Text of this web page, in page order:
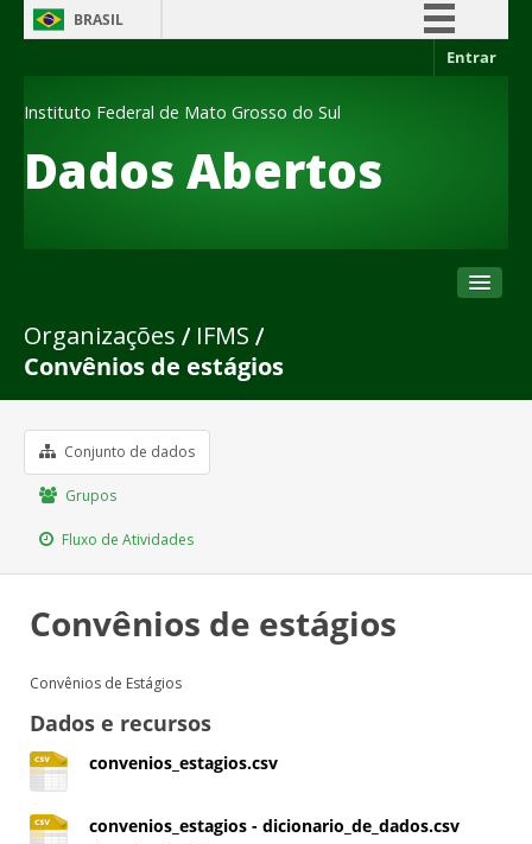
BRASIL
Acesso à informação
Canais
Entrar
Dados Abertos
Instituto Federal de Mato Grosso do Sul
Conjuntos de dados
Organizações
Sobre
Organizações
IFMS
Convênios de estágios
Conjunto de dados
Grupos
Fluxo de Atividades
Convênios de estágios
Convênios de Estágios
Dados e recursos
convenios_estagios.csv
convenios_estagios - dicionario_de_dados.csv